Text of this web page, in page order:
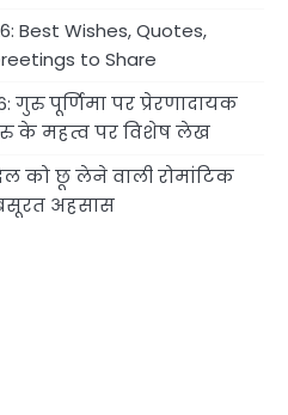
Best Wishes, Quotes,
to Share
गुरु पूर्णिमा पर प्रेरणादायक
के महत्व पर विशेष लेख
को छू लेने वाली रोमांटिक
अहसास